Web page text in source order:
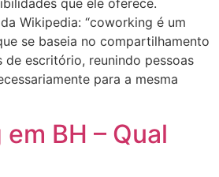
que ele oferece.
Wikipedia: “coworking é um
se baseia no compartilhamento
de escritório, reunindo pessoas
para a mesma
BH – Qual